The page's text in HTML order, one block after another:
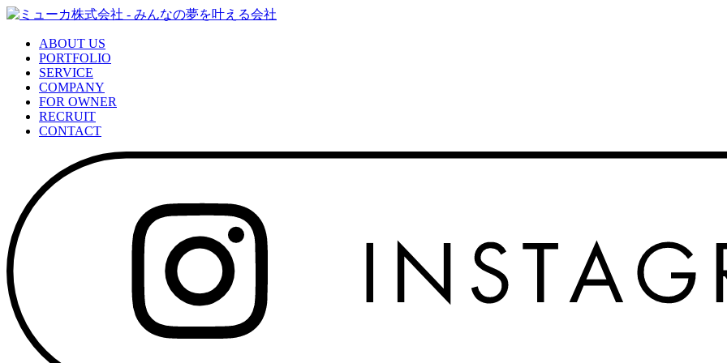
ABOUT US
PORTFOLIO
SERVICE
COMPANY
FOR OWNER
RECRUIT
CONTACT